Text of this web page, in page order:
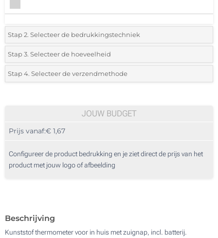
Stap 2. Selecteer de bedrukkingstechniek
*Selecteer de bedrukking en kleuren van het logo:
1 Kleur (Voorkant)
Doming (Voorkant)
Stap 3. Selecteer de hoeveelheid
*Selecteer uit de lijst of voeg het gewenste aantal in
50
250
Stap 4. Selecteer de verzendmethode
JOUW BUDGET
Prijs vanaf:€ 1,67
Configureer de product bedrukking en je ziet direct de prijs van het
product met jouw logo of afbeelding
Beschrijving
Kunststof thermometer voor in huis met zuignap, incl. batterij.